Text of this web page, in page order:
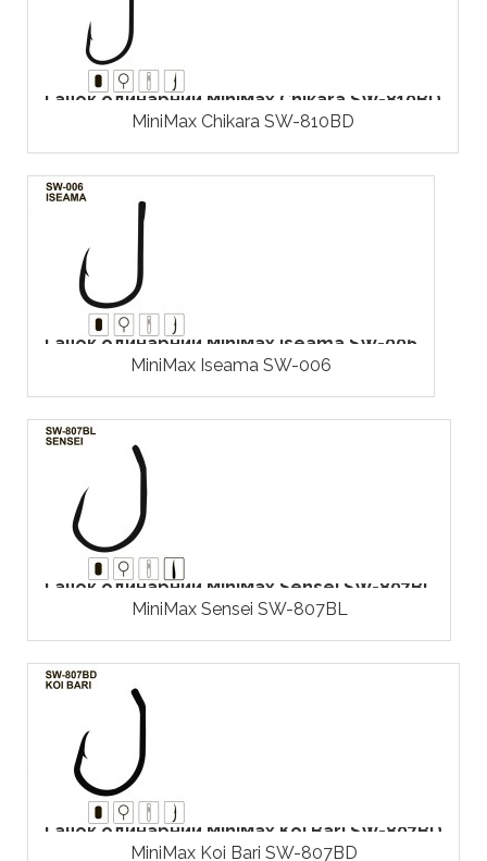
Гачок одинарний MiniMax Chikara SW-810BD
MiniMax Chikara SW-810BD
Гачок одинарний MiniMax Iseama SW-006
MiniMax Iseama SW-006
Гачок одинарний MiniMax Sensei SW-807BL
MiniMax Sensei SW-807BL
Гачок одинарний MiniMax Koi Bari SW-807BD
MiniMax Koi Bari SW-807BD